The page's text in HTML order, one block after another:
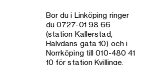
Bor du i Linköping ringer
du 0727-01 98 66
(station Kallerstad,
Halvdans gata 10) och i
Norrköping till 010-480 41
10 för station Kvillinge,